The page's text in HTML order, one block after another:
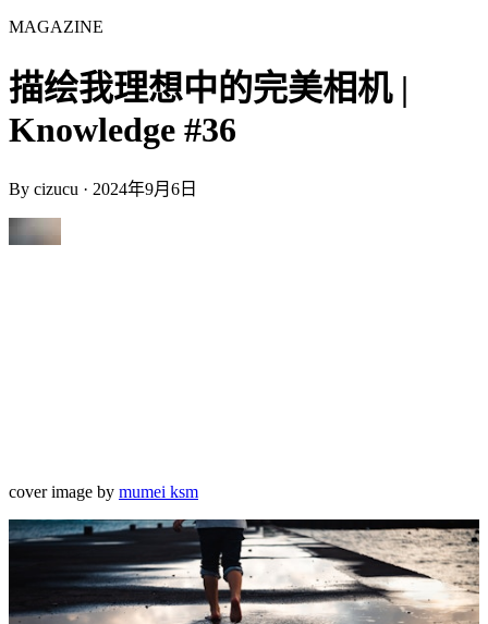
MAGAZINE
描绘我理想中的完美相机 |
Knowledge #36
By cizucu · 2024年9月6日
cover image by mumei ksm